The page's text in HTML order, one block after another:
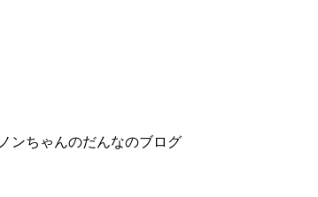
ノンちゃんのだんなのブログ